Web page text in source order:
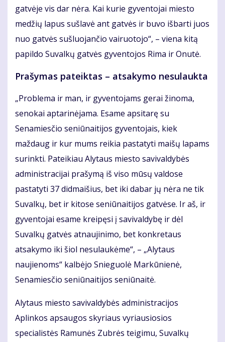
gatvėje vis dar nėra. Kai kurie gyventojai miesto
medžių lapus sušlavė ant gatvės ir buvo išbarti juos
nuo gatvės sušluojančio vairuotojo“, – viena kitą
papildo Suvalkų gatvės gyventojos Rima ir Onutė.
Prašymas pateiktas – atsakymo nesulaukta
„Problema ir man, ir gyventojams gerai žinoma,
senokai aptarinėjama. Esame apsitarę su
Senamiesčio seniūnaitijos gyventojais, kiek
maždaug ir kur mums reikia pastatyti maišų lapams
surinkti. Pateikiau Alytaus miesto savivaldybės
administracijai prašymą iš viso mūsų valdose
pastatyti 37 didmaišius, bet iki dabar jų nėra ne tik
Suvalkų, bet ir kitose seniūnaitijos gatvėse. Ir aš, ir
gyventojai esame kreipęsi į savivaldybę ir dėl
Suvalkų gatvės atnaujinimo, bet konkretaus
atsakymo iki šiol nesulaukėme“, – „Alytaus
naujienoms“ kalbėjo Snieguolė Markūnienė,
Senamiesčio seniūnaitijos seniūnaitė.
Alytaus miesto savivaldybės administracijos
Aplinkos apsaugos skyriaus vyriausiosios
specialistės Ramunės Zubrės teigimu, Suvalkų